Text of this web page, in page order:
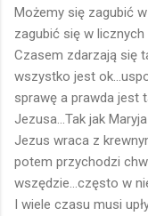
Możemy się zagubić
zagubić się w
Czasem zdarzają się
wszystko jest
sprawę a prawda jest
Jezusa...Tak jak
Jezus wraca z
potem przychodzi
wszędzie...często w
I wiele czasu musi